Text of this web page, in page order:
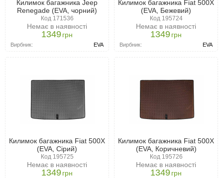
Килимок багажника Jeep
Renegade (EVA, чорний)
Код 171536
Немає в наявності
1349грн
Вирбник: EVA
Килимок багажника Fiat 500X
(EVA, Бежевий)
Код 195724
Немає в наявності
1349грн
Вирбник: EVA
Килимок багажника Fiat 500X
(EVA, Сірий)
Код 195725
Немає в наявності
1349грн
Килимок багажника Fiat 500X
(EVA, Коричневий)
Код 195726
Немає в наявності
1349грн